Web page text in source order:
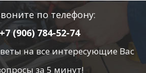
по телефону:
+7 (906) 784-52-74
на все интересующие Вас
за 5 минут!